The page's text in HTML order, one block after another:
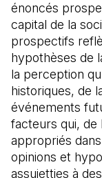
énoncés
capital de la
prospectifs
hypothèses de
la perception
historiques, de
événements
facteurs qui, de
appropriés
opinions et
assujetties à